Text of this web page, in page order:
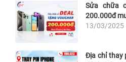
Sửa chữa
200.000đ
13/03/2025
Địa chỉ thay